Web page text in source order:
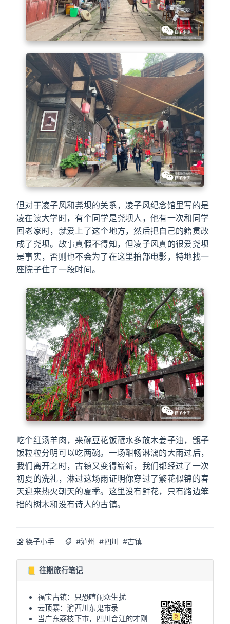
但对于凌子风和尧坝的关系，凌子风纪念馆里写的是
凌在读大学时，有个同学是尧坝人，他有一次和同学
回老家时，就爱上了这个地方，然后把自己的籍贯改
成了尧坝。故事真假不得知，但凌子风真的很爱尧坝
是事实，否则也不会为了在这里拍部电影，特地找一
座院子住了一段时间。
吃个红汤羊肉，来碗豆花饭蘸水多放木姜子油，甑子
饭粒粒分明可以吃两碗。一场酣畅淋漓的大雨过后，
我们离开之时，古镇又变得崭新，我们都经过了一次
初夏的洗礼，淋过这场雨证明你穿过了繁花似锦的春
天迎来热火朝天的夏季。这里没有鲜花，只有路边笨
拙的树木和没有诗人的古镇。
筷子小手 #泸州 #四川 #古镇
📒 往期旅行笔记
福宝古镇：只恐喧闹众生扰
云顶寨：渝西川东鬼市录
当广东荔枝下市，四川合江的才刚